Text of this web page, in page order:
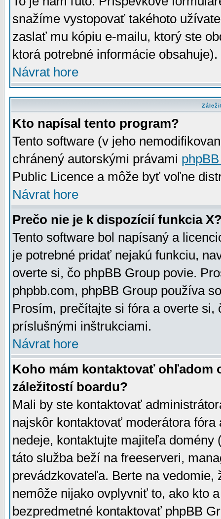
snažíme vystopovať takéhoto
zaslať mu kópiu e-mailu, ktorý ste
ktorá potrebné informácie
Návrat hore
Kto napísal tento program?
Tento software (v jeho
chránený autorskými právami
Public Licence a môže byť voľne
Návrat hore
Prečo nie je k dispozícií funkcia
Tento software bol napísaný a
je potrebné pridať nejakú funkciu,
overte si, čo phpBB Group povie.
phpbb.com, phpBB Group používa
Prosím, prečítajte si fóra a overte
príslušnými inštrukciami.
Návrat hore
Koho mám kontaktovať ohľadom
záležitostí boardu?
Mali by ste kontaktovať
najskôr kontaktovať moderátora
nedeje, kontaktujte majiteľa
táto služba beží na freeserveri,
prevádzkovateľa. Berte na
nemôže nijako ovplyvniť to, ako kto
bezpredmetné kontaktovať phpBB